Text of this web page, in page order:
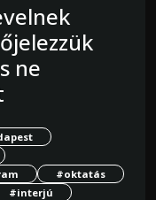
ne
#oktatás
#interjú